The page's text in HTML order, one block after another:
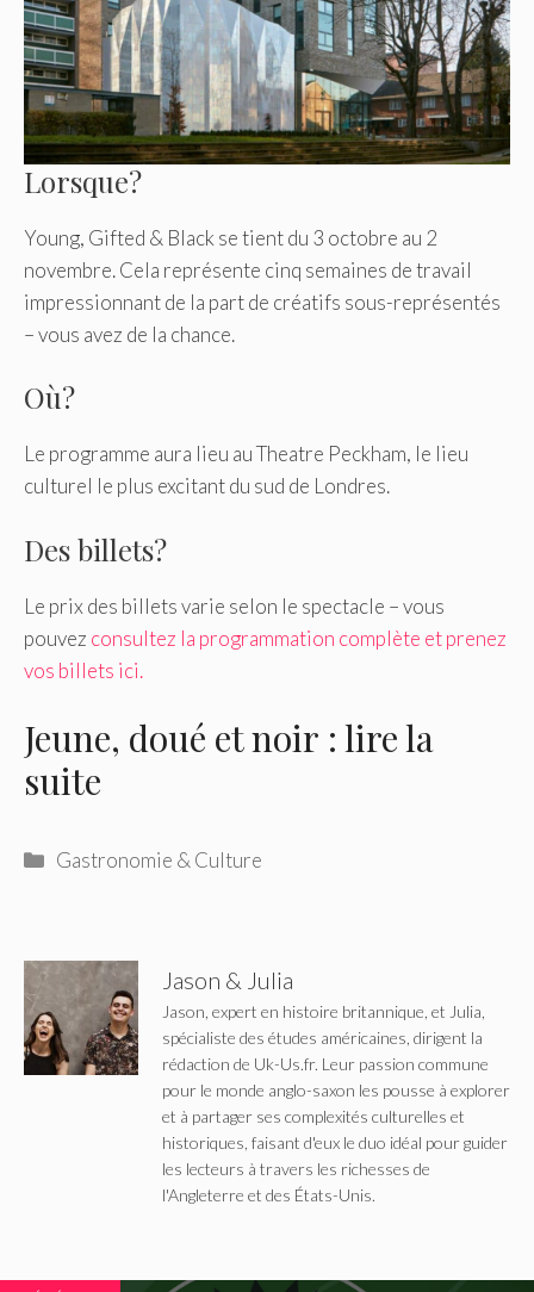
Lorsque?
Young, Gifted & Black se tient du 3 octobre au 2
novembre. Cela représente cinq semaines de travail
impressionnant de la part de créatifs sous-représentés
– vous avez de la chance.
Où?
Le programme aura lieu au Theatre Peckham, le lieu
culturel le plus excitant du sud de Londres.
Des billets?
Le prix des billets varie selon le spectacle – vous
pouvez consultez la programmation complète et prenez
vos billets ici.
Jeune, doué et noir : lire la
suite
Catégories
Gastronomie & Culture
Jason & Julia
Jason, expert en histoire britannique, et Julia,
spécialiste des études américaines, dirigent la
rédaction de Uk-Us.fr. Leur passion commune
pour le monde anglo-saxon les pousse à explorer
et à partager ses complexités culturelles et
historiques, faisant d'eux le duo idéal pour guider
les lecteurs à travers les richesses de
l'Angleterre et des États-Unis.